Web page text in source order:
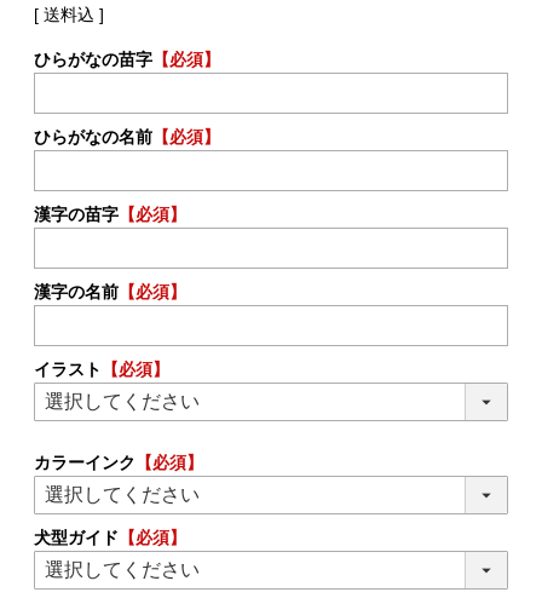
送料込
ひらがなの苗字 【必須】
ひらがなの名前 【必須】
漢字の苗字 【必須】
漢字の名前 【必須】
イラスト 【必須】
カラーインク 【必須】
犬型ガイド 【必須】